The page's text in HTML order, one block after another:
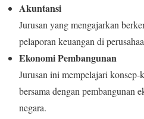
Akuntansi
Jurusan yang mengajarkan
pelaporan keuangan di
Ekonomi Pembangunan
Jurusan ini mempelajari
bersama dengan pembangunan
negara.